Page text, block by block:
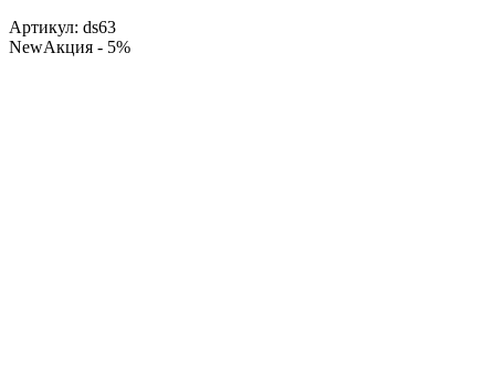
Артикул: ds63
NewАкция - 5%